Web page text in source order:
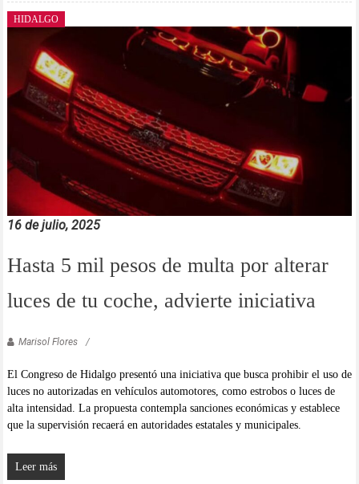
HIDALGO
16 de julio, 2025
Hasta 5 mil pesos de multa por alterar
luces de tu coche, advierte iniciativa
Marisol Flores
El Congreso de Hidalgo presentó una iniciativa que busca prohibir el uso de
luces no autorizadas en vehículos automotores, como estrobos o luces de
alta intensidad. La propuesta contempla sanciones económicas y establece
que la supervisión recaerá en autoridades estatales y municipales.
Leer más